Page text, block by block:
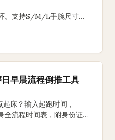
。支持S/M/L手腕尺寸、
。
早晨流程倒推工具
床？输入起跑时间，
全流程时间表，附身份证、